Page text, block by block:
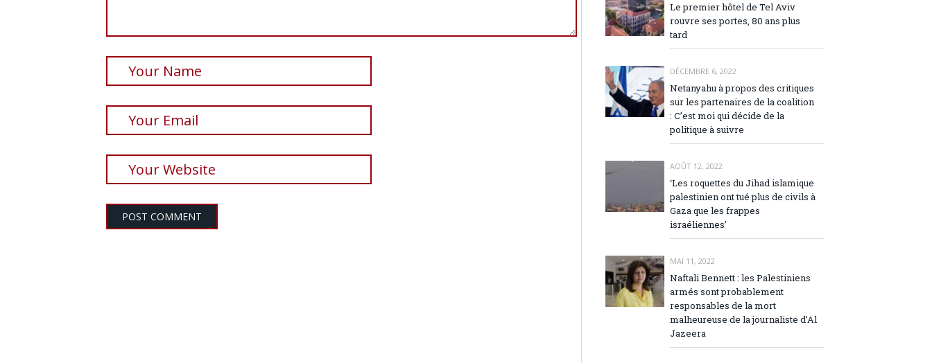
Le premier hôtel de Tel Aviv
rouvre ses portes, 80 ans plus
tard
DÉCEMBRE 6, 2022
Netanyahu à propos des critiques
sur les partenaires de la coalition
: C’est moi qui décide de la
politique à suivre
AOÛT 12, 2022
‘Les roquettes du Jihad islamique
palestinien ont tué plus de civils à
Gaza que les frappes
israéliennes’
MAI 11, 2022
Naftali Bennett : les Palestiniens
armés sont probablement
responsables de la mort
malheureuse de la journaliste d’Al
Jazeera